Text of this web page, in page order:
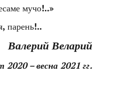
мучо!..»
парень!..
Валерий Веларий
2020 – весна 2021 гг.